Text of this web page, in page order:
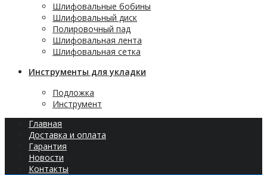
Шлифовальные бобины
Шлифовальный диск
Полировочный пад
Шлифовальная лента
Шлифовальная сетка
Инструменты для укладки
Подложка
Инструмент
Главная
Доставка и оплата
Гарантия
Новости
Контакты